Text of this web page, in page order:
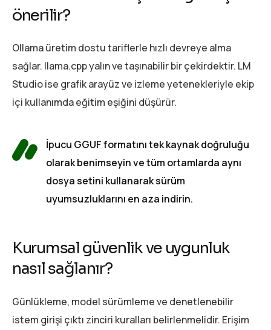
önerilir?
Ollama üretim dostu tariflerle hızlı devreye alma
sağlar. llama.cpp yalın ve taşınabilir bir çekirdektir. LM
Studio ise grafik arayüz ve izleme yetenekleriyle ekip
içi kullanımda eğitim eşiğini düşürür.
İpucu GGUF formatını tek kaynak doğruluğu
olarak benimseyin ve tüm ortamlarda aynı
dosya setini kullanarak sürüm
uyumsuzluklarını en aza indirin.
Kurumsal güvenlik ve uygunluk
nasıl sağlanır?
Günlükleme, model sürümleme ve denetlenebilir
istem girişi çıktı zinciri kuralları belirlenmelidir. Erişim